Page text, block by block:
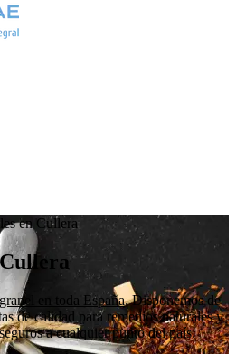
en Cullera
en toda España. Disponemos de
de calidad para remedios naturales y
a cualquier punto del país.